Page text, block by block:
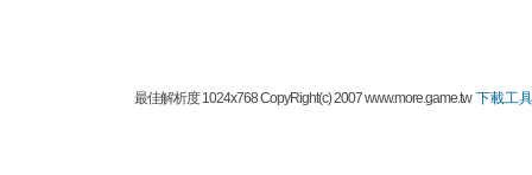
最佳解析度 1024x768 CopyRight(c) 2007 www.more.game.tw下載工